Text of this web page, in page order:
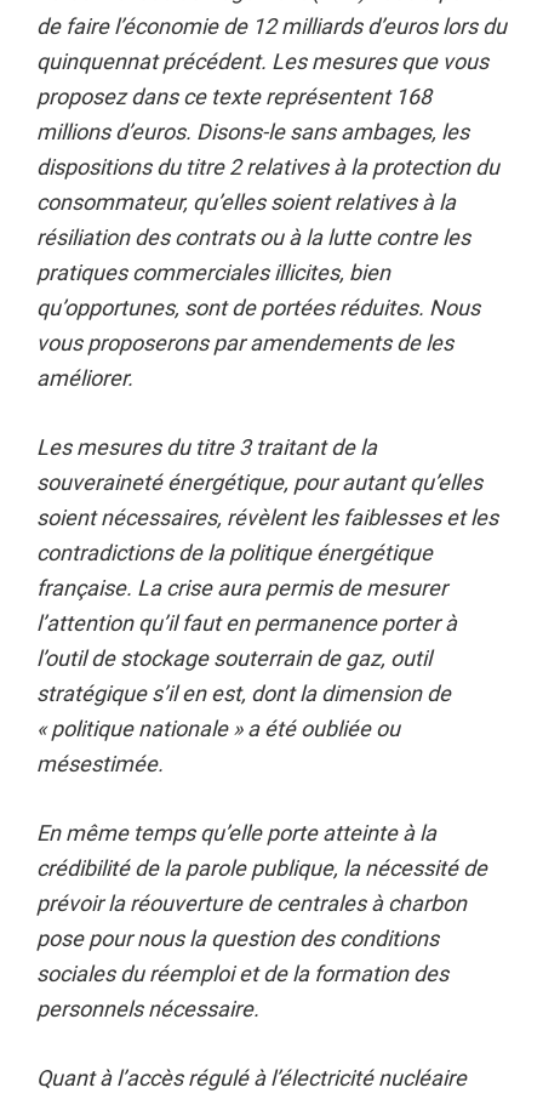
de faire l’économie de 12 milliards d’euros lors du
quinquennat précédent. Les mesures que vous
proposez dans ce texte représentent 168
millions d’euros. Disons-le sans ambages, les
dispositions du titre 2 relatives à la protection du
consommateur, qu’elles soient relatives à la
résiliation des contrats ou à la lutte contre les
pratiques commerciales illicites, bien
qu’opportunes, sont de portées réduites. Nous
vous proposerons par amendements de les
améliorer.
Les mesures du titre 3 traitant de la
souveraineté énergétique, pour autant qu’elles
soient nécessaires, révèlent les faiblesses et les
contradictions de la politique énergétique
française. La crise aura permis de mesurer
l’attention qu’il faut en permanence porter à
l’outil de stockage souterrain de gaz, outil
stratégique s’il en est, dont la dimension de
« politique nationale » a été oubliée ou
mésestimée.
En même temps qu’elle porte atteinte à la
crédibilité de la parole publique, la nécessité de
prévoir la réouverture de centrales à charbon
pose pour nous la question des conditions
sociales du réemploi et de la formation des
personnels nécessaire.
Quant à l’accès régulé à l’électricité nucléaire